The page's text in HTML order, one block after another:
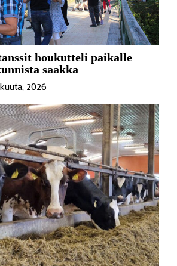
houkutteli paikalle
saakka
2026